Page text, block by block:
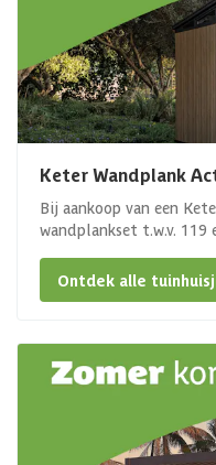
Keter Wandplank
Bij aankoop van een
wandplankset t.w.v. 119
Ontdek alle